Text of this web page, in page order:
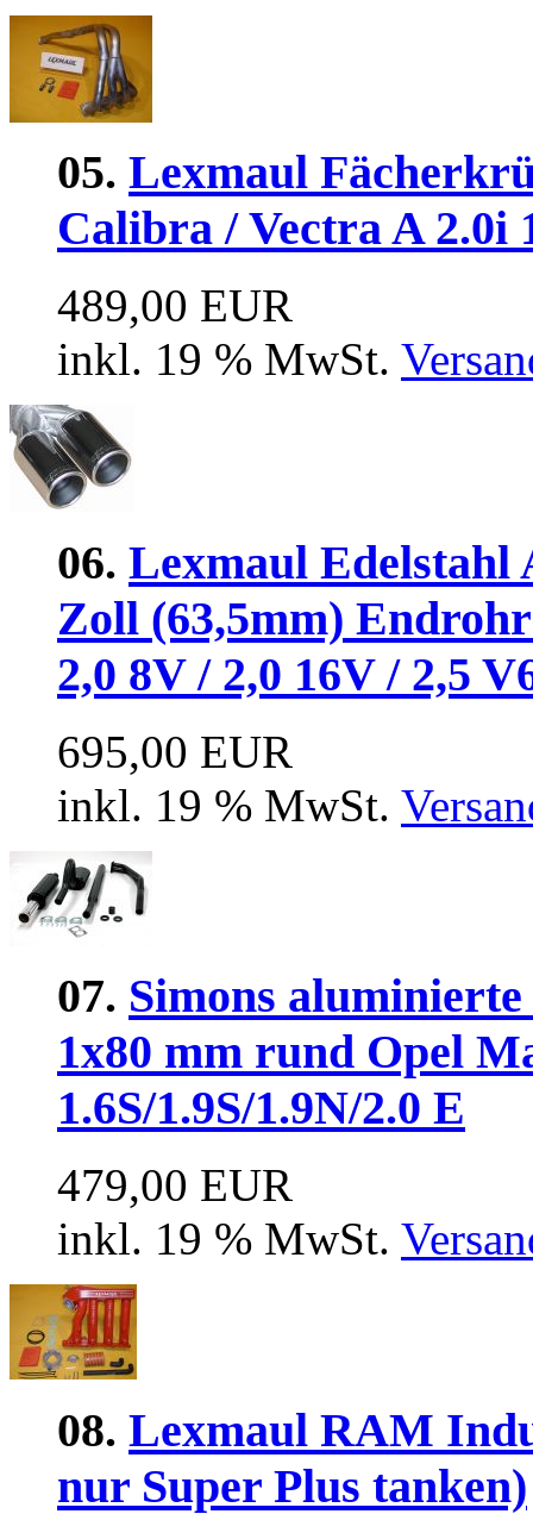
05. Lexmaul
Calibra / Vectra A 2.0i
489,00 EUR
inkl. 19 % MwSt.
06. Lexmaul Edelstahl
Zoll (63,5mm)
2,0 8V / 2,0 16V / 2,5
695,00 EUR
inkl. 19 % MwSt.
07. Simons
1x80 mm rund Opel
1.6S/1.9S/1.9N/2.0 E
479,00 EUR
inkl. 19 % MwSt.
08. Lexmaul RAM
nur Super Plus tanken)